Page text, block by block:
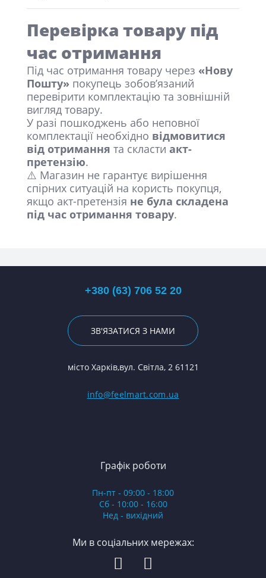
Перевірка товару під
час отримання
Під час отримання товару через «Нову
Пошту» покупець зобов’язаний
перевірити комплектацію та зовнішній
вигляд товару.
У разі пошкоджень або неповної
комплектації необхідно відмовитися
від отримання та скласти акт-
претензію.
⚠️ Магазин не гарантує вирішення
спірних ситуацій на користь покупця,
якщо акт-претензія не була складена
під час отримання товару.
+380 (63) 706 52 20
ЗВ'ЯЗАТИСЯ З НАМИ
місто Харків,вул. Світла, 2 61121
info@feelmart.com.ua
Графік роботи
Пн-пт - 09:00 - 18:00
Сб - 10:00 - 16:00
Нед - вихідний
Ми в соціальних мережах: